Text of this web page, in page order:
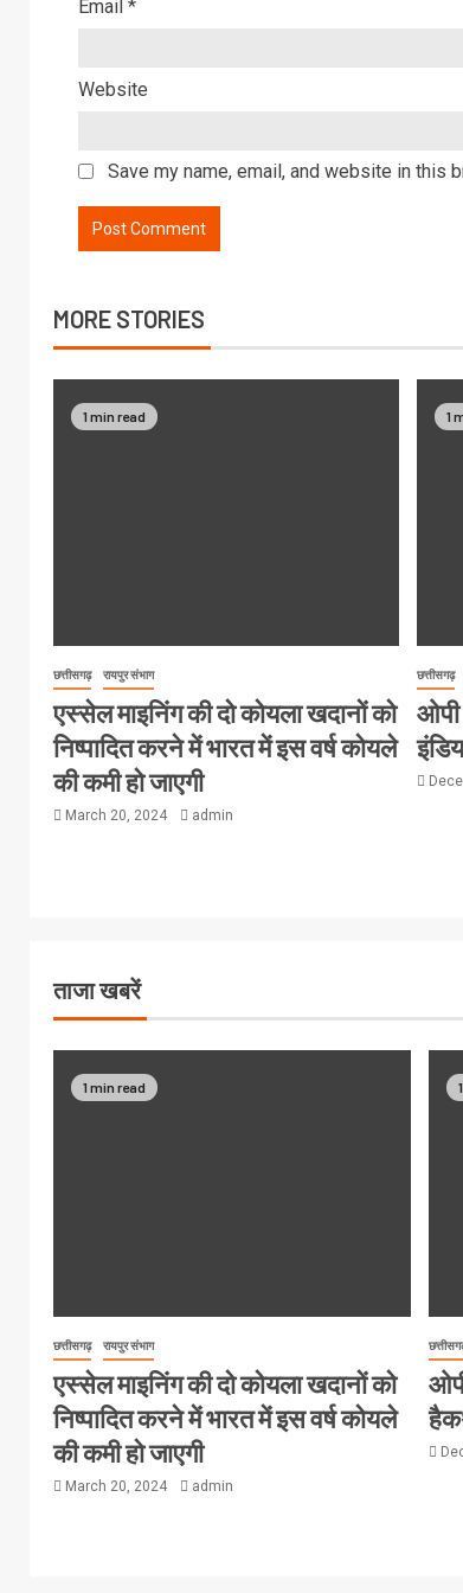
Email *
Website
Save my name, email, and website in this
MORE STORIES
1 min read
छत्तीसगढ़ रायपुर संभाग
एस्सेल माइनिंग की दो कोयला खदानों को
निष्पादित करने में भारत में इस वर्ष कोयले
की कमी हो जाएगी
March 20, 2024 admin
1
छत्तीसगढ़
ओपी
ताजा खबरें
1 min read
छत्तीसगढ़ रायपुर संभाग
एस्सेल माइनिंग की दो कोयला खदानों को
निष्पादित करने में भारत में इस वर्ष कोयले
की कमी हो जाएगी
March 20, 2024 admin